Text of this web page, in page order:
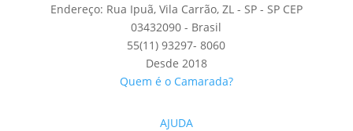
Endereço: Rua Ipuã, Vila Carrão, ZL - SP - SP CEP
03432090 - Brasil
55(11) 93297- 8060
Desde 2018
Quem é o Camarada?
AJUDA